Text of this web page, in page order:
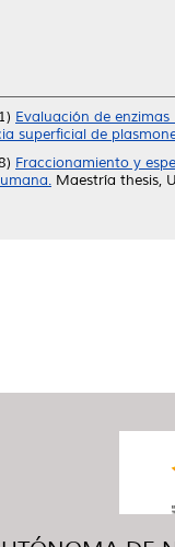
Evaluación de
superficial de
Fraccionamiento y
Maestría thesis,